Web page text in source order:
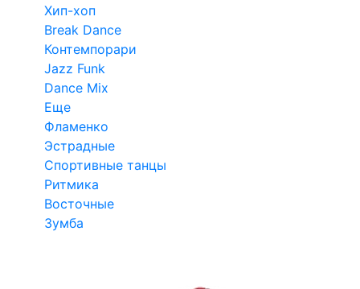
Хип-хоп
Break Dance
Контемпорари
Jazz Funk
Dance Mix
Еще
Фламенко
Эстрадные
Спортивные танцы
Ритмика
Восточные
Зумба